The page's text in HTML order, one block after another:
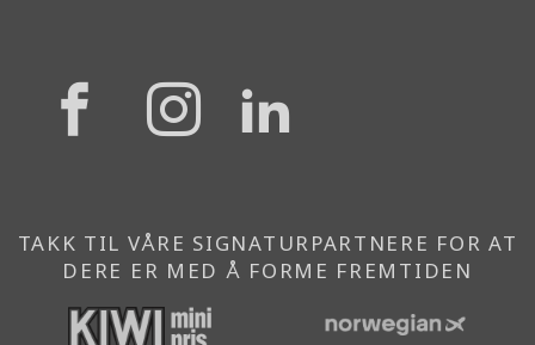
{{
'Facebook'|t
}}
{{
}}
TAKK TIL VÅRE SIGNATURPARTNERE FOR AT
DERE ER MED Å FORME FREMTIDEN